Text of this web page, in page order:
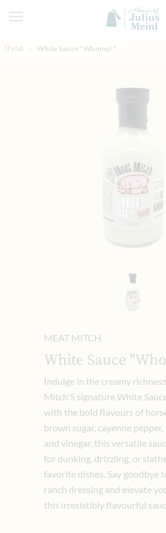
Úvod White Sauce "Whomp!"
MEAT MITCH
White Sauce
Indulge in the creamy
Mitch'S signature White
with the bold flavours of
brown sugar, cayenne
and vinegar, this versatile
for dunking, drizzling, or
favorite dishes. Say goodbye
ranch dressing and elevate
this irresistibly flavourful